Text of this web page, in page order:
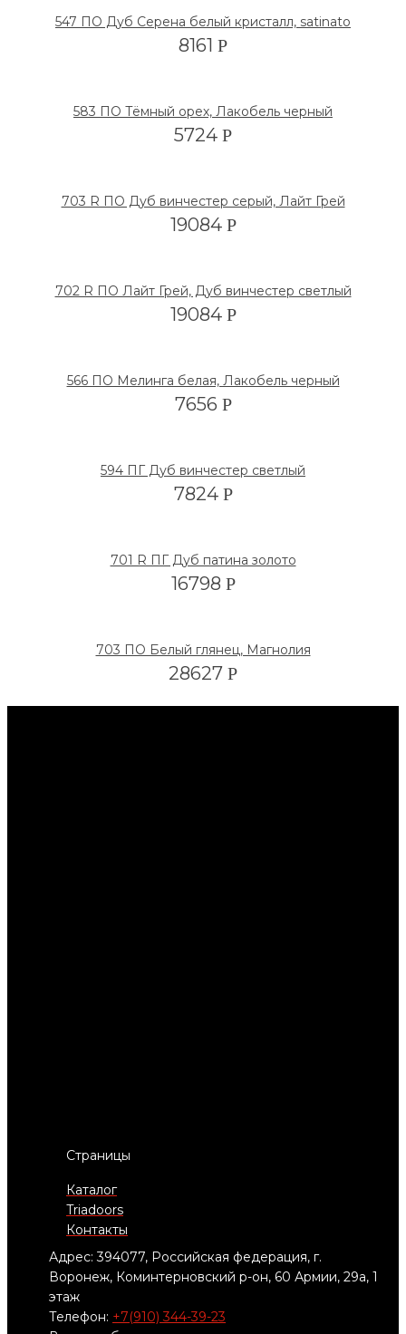
547 ПО Дуб Серена белый кристалл, satinato
8161 Р
583 ПО Тёмный орех, Лакобель черный
5724 Р
703 R ПО Дуб винчестер серый, Лайт Грей
19084 Р
702 R ПО Лайт Грей, Дуб винчестер светлый
19084 Р
566 ПО Мелинга белая, Лакобель черный
7656 Р
594 ПГ Дуб винчестер светлый
7824 Р
701 R ПГ Дуб патина золото
16798 Р
703 ПО Белый глянец, Магнолия
28627 Р
Страницы
Каталог
Triadoors
Контакты
Адрес: 394077, Российская федерация, г.
Воронеж, Коминтерновский р-он, 60 Армии, 29а, 1
этаж
Телефон: +7(910) 344-39-23